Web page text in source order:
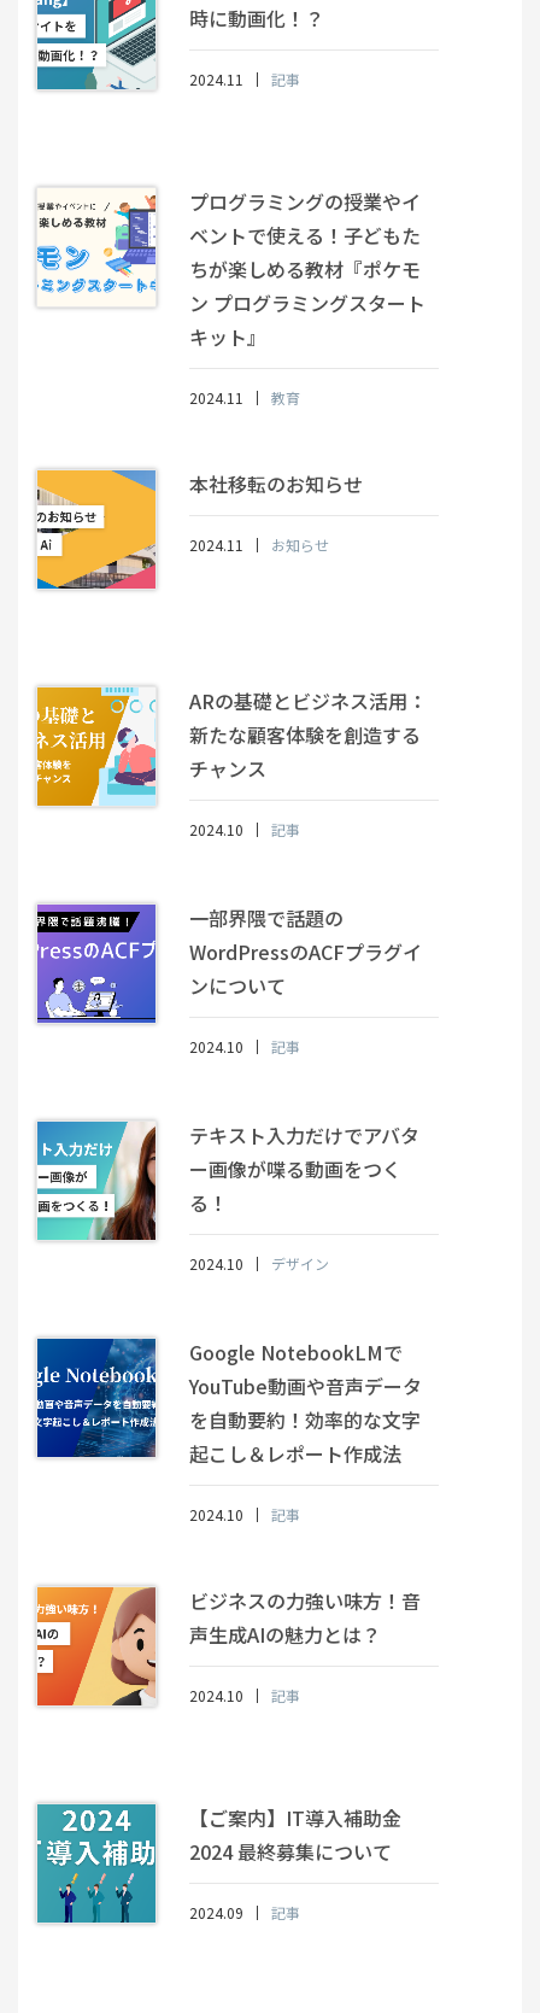
時に動画化！？
2024.11 記事
プログラミングの授業やイ
ベントで使える！子どもた
ちが楽しめる教材『ポケモ
ン プログラミングスタート
キット』
2024.11 教育
本社移転のお知らせ
2024.11 お知らせ
ARの基礎とビジネス活用：
新たな顧客体験を創造する
チャンス
2024.10 記事
一部界隈で話題の
WordPressのACFプラグイ
ンについて
2024.10 記事
テキスト入力だけでアバタ
ー画像が喋る動画をつく
る！
2024.10 デザイン
Google NotebookLMで
YouTube動画や音声データ
を自動要約！効率的な文字
起こし＆レポート作成法
2024.10 記事
ビジネスの力強い味方！音
声生成AIの魅力とは？
2024.10 記事
【ご案内】IT導入補助金
2024 最終募集について
2024.09 記事